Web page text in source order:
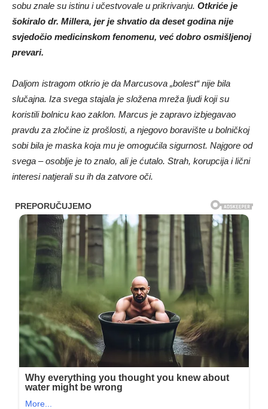
sobu znale su istinu i učestvovale u prikrivanju. Otkriće je
šokiralo dr. Millera, jer je shvatio da deset godina nije
svjedočio medicinskom fenomenu, već dobro osmišljenoj
prevari.
Daljom istragom otkrio je da Marcusova „bolest“ nije bila
slučajna. Iza svega stajala je složena mreža ljudi koji su
koristili bolnicu kao zaklon. Marcus je zapravo izbjegavao
pravdu za zločine iz prošlosti, a njegovo boravište u bolničkoj
sobi bila je maska koja mu je omogućila sigurnost. Najgore od
svega – osoblje je to znalo, ali je ćutalo. Strah, korupcija i lični
interesi natjerali su ih da zatvore oči.